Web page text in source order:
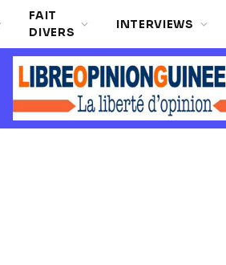
FAIT
DIVERS
INTERVIEWS